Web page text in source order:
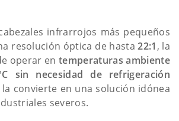
infrarrojos más pequeños
resolución óptica de hasta22:1 , la
operar entemperaturas ambiente
sin necesidad de refrigeración
convierte en una solución idónea
severos.